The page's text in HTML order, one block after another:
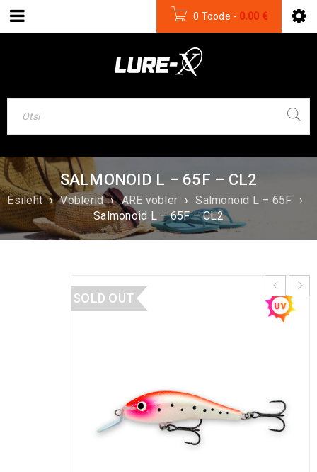
0 Toode - 0.00 €
SALMONOID L – 65F – CL2
Esileht › Voblerid › ARE vobler › Salmonoid L – 65F
›
Salmonoid L – 65F – CL2
SOLD OUT